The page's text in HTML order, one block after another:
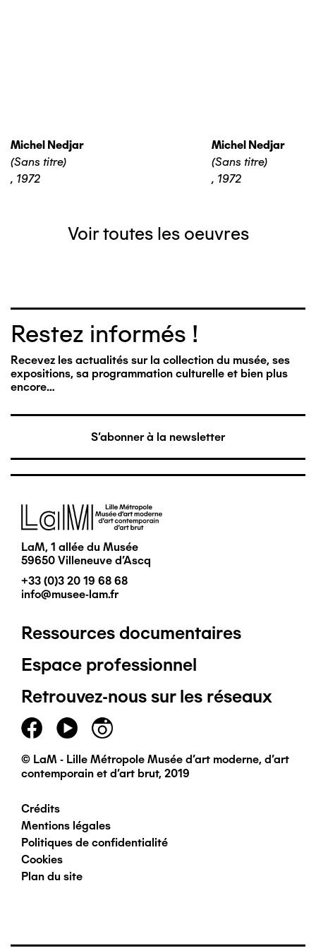
Michel Nedjar
(Sans titre)
, 1972
Michel Nedjar
(Sans titre)
, 1972
Voir toutes les oeuvres
Restez informés !
Recevez les actualités sur la collection du musée, ses
expositions, sa programmation culturelle et bien plus
encore…
S'abonner à la newsletter
Image
LaM, 1 allée du Musée
59650 Villeneuve d'Ascq
+33 (0)3 20 19 68 68
info@musee-lam.fr
Pied
de
page
principal
Ressources documentaires
Espace professionnel
Retrouvez-nous sur les réseaux
© LaM - Lille Métropole Musée d'art moderne, d'art
contemporain et d'art brut, 2019
Pied
de
page
Crédits
Mentions légales
Politiques de confidentialité
Cookies
Plan du site